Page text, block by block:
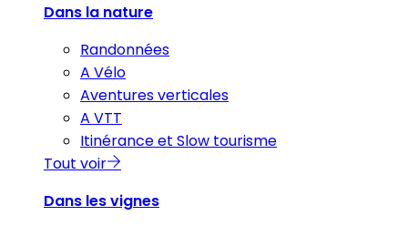
Dans la nature
Randonnées
A Vélo
Aventures verticales
A VTT
Itinérance et Slow tourisme
Tout voir
Dans les vignes